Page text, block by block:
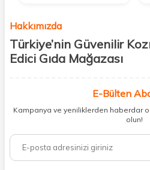
Hakkımızda
Türkiye’nin Güvenilir
Edici Gıda Mağazası
kişisel bakım hem de takviye edici gıda
buluşturuyoruz. Artık mağaza mağaza
ihtiyacınız olan her şeyi tek bir çatı
%100 orijinal kozmetik ve sağlık
vücudunuzu desteklemek için güvenilir
E-Bülten
Kampanya ve yeniliklerden haberdar
olun!